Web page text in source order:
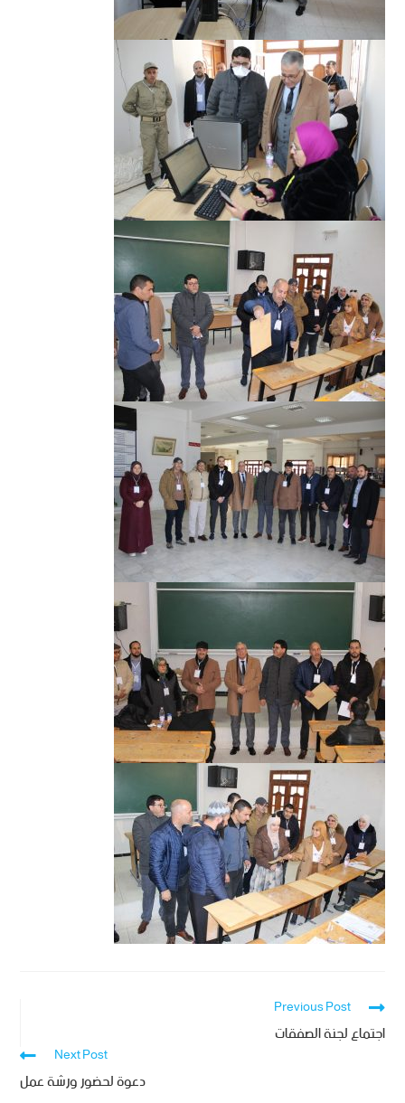
Previous Post
اجتماع لجنة الصفقات
Next Post
دعوة لحضور ورشة عمل